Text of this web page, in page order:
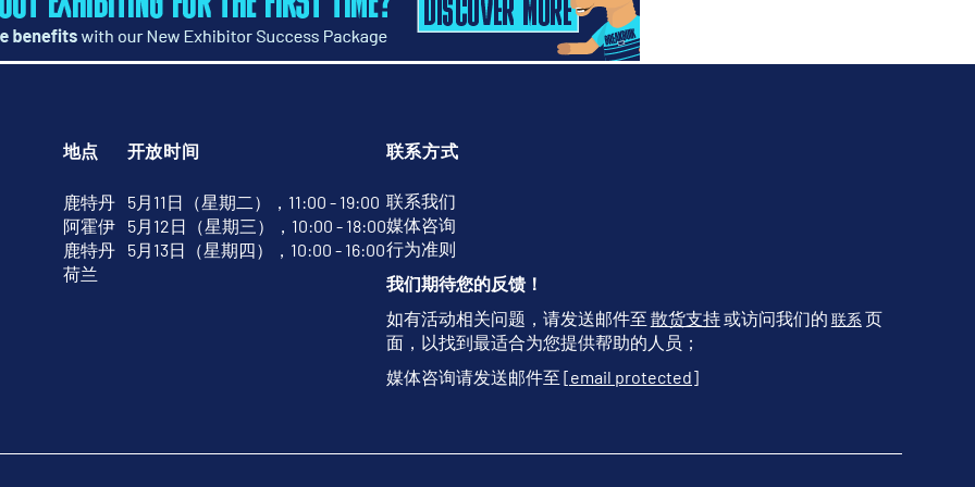
地点
鹿特丹
阿霍伊
鹿特丹
荷兰
开放时间
5月11日（星期二），11:00 - 19:00
5月12日（星期三），10:00 - 18:00
5月13日（星期四），10:00 - 16:00
联系方式
联系我们
媒体咨询
行为准则
我们期待您的反馈！
如有活动相关问题，请发送邮件至 散货支持或访问我们的 联系 页
面，以找到最适合为您提供帮助的人员；
媒体咨询请发送邮件至 [email protected]